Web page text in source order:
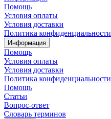
Помощь
Условия оплаты
Условия доставки
Политика конфиденциальности
Информация
Помощь
Условия оплаты
Условия доставки
Политика конфиденциальности
Помощь
Статьи
Вопрос-ответ
Словарь терминов